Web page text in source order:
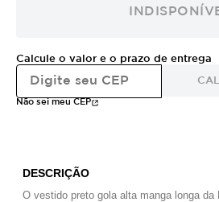
Calcule o valor e o prazo de entrega
Não sei meu CEP
DESCRIÇÃO
O vestido preto gola alta manga longa da